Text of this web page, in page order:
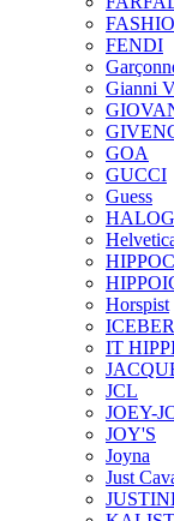
FENDI
Gianni
GOA
GUCCI
Guess
Horspist
IT
JCL
JOEY-
JOY'S
Joyna
Just